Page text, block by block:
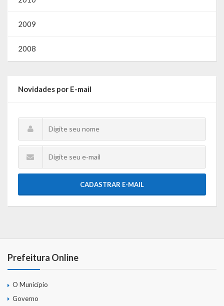
2009
2008
Novidades por E-mail
CADASTRAR E-MAIL
Prefeitura Online
O Município
Governo